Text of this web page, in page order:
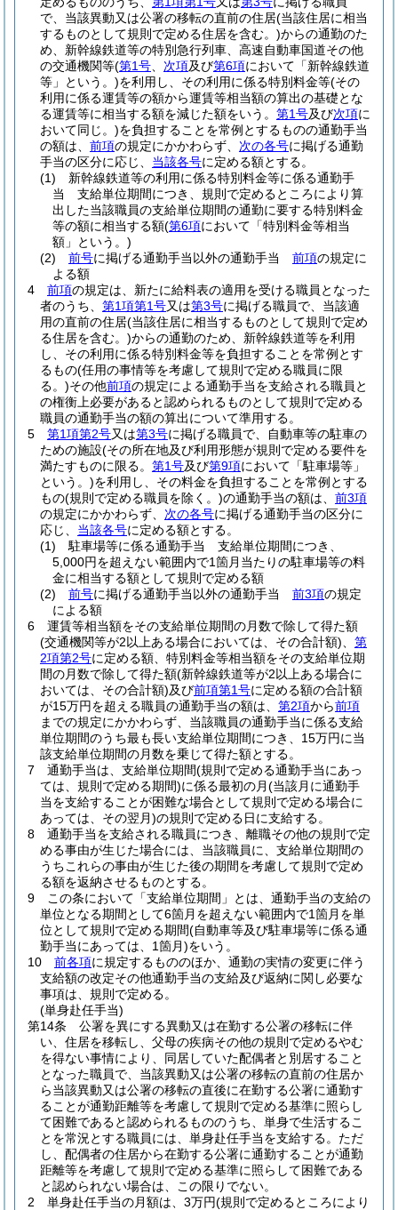
で、当該異動又は公署の移転の直前の住居(当該住居に相当
するものとして規則で定める住居を含む。)からの通勤のた
め、新幹線鉄道等の特別急行列車、高速自動車国道その他
の交通機関等(第1号 次項及び第6項において「新幹線鉄道
等」という。)を利用し、その利用に係る特別料金等(その
利用に係る運賃等の額から運賃等相当額の算出の基礎とな
る運賃等に相当する額を減じた額をいう。 第1号及び次項に
おいて同じ。)を負担することを常例とするものの通勤手当
の額は、 前項の規定にかかわらず、 次の各号に掲げる通勤
手当の区分に応じ、 当該各号に定める額とする。
(1)
新幹線鉄道等の利用に係る特別料金等に係る通勤手
当 支給単位期間につき、規則で定めるところにより算
出した当該職員の支給単位期間の通勤に要する特別料金
等の額に相当する額(第6項において「特別料金等相当
額」という。)
(2)
前号に掲げる通勤手当以外の通勤手当 前項の規定に
よる額
4
前項の規定は、新たに給料表の適用を受ける職員となった
者のうち、 第1項第1号又は第3号に掲げる職員で、当該適
用の直前の住居(当該住居に相当するものとして規則で定め
る住居を含む。)からの通勤のため、新幹線鉄道等を利用
し、その利用に係る特別料金等を負担することを常例とす
るもの(任用の事情等を考慮して規則で定める職員に限
る。)その他前項の規定による通勤手当を支給される職員と
の権衡上必要があると認められるものとして規則で定める
職員の通勤手当の額の算出について準用する。
5
第1項第2号又は第3号に掲げる職員で、自動車等の駐車の
ための施設(その所在地及び利用形態が規則で定める要件を
満たすものに限る。 第1号及び第9項において「駐車場等」
という。)を利用し、その料金を負担することを常例とする
もの(規則で定める職員を除く。)の通勤手当の額は、 前3項
の規定にかかわらず、 次の各号に掲げる通勤手当の区分に
応じ、 当該各号に定める額とする。
(1)
駐車場等に係る通勤手当 支給単位期間につき、
5,000円を超えない範囲内で1箇月当たりの駐車場等の料
金に相当する額として規則で定める額
(2)
前号に掲げる通勤手当以外の通勤手当 前3項の規定
による額
6
運賃等相当額をその支給単位期間の月数で除して得た額
(交通機関等が2以上ある場合においては、その合計額)
第
2項第2号に定める額、特別料金等相当額をその支給単位期
間の月数で除して得た額(新幹線鉄道等が2以上ある場合に
おいては、その合計額)及び前項第1号に定める額の合計額
が15万円を超える職員の通勤手当の額は、 第2項から前項
までの規定にかかわらず、当該職員の通勤手当に係る支給
単位期間のうち最も長い支給単位期間につき、15万円に当
該支給単位期間の月数を乗じて得た額とする。
7
通勤手当は、支給単位期間(規則で定める通勤手当にあっ
ては、規則で定める期間)に係る最初の月(当該月に通勤手
当を支給することが困難な場合として規則で定める場合に
あっては、その翌月)の規則で定める日に支給する。
8
通勤手当を支給される職員につき、離職その他の規則で定
める事由が生じた場合には、当該職員に、支給単位期間の
うちこれらの事由が生じた後の期間を考慮して規則で定め
る額を返納させるものとする。
9
この条において「支給単位期間」とは、通勤手当の支給の
単位となる期間として6箇月を超えない範囲内で1箇月を単
位として規則で定める期間(自動車等及び駐車場等に係る通
勤手当にあっては、1箇月)をいう。
10
前各項に規定するもののほか、通勤の実情の変更に伴う
支給額の改定その他通勤手当の支給及び返納に関し必要な
事項は、規則で定める。
(単身赴任手当)
第14条
公署を異にする異動又は在勤する公署の移転に伴
い、住居を移転し、父母の疾病その他の規則で定めるやむ
を得ない事情により、同居していた配偶者と別居すること
となった職員で、当該異動又は公署の移転の直前の住居か
ら当該異動又は公署の移転の直後に在勤する公署に通勤す
ることが通勤距離等を考慮して規則で定める基準に照らし
て困難であると認められるもののうち、単身で生活するこ
とを常況とする職員には、単身赴任手当を支給する。 ただ
し、配偶者の住居から在勤する公署に通勤することが通勤
距離等を考慮して規則で定める基準に照らして困難である
と認められない場合は、この限りでない。
2
単身赴任手当の月額は、3万円(規則で定めるところにより